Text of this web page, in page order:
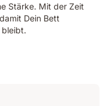
Stärke. Mit der Zeit
Dein Bett
bleibt.